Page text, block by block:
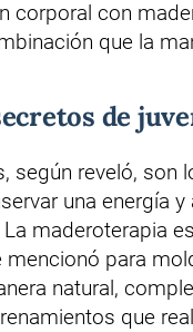
corporal con
que la
de
según reveló, son
una energía y
maderoterapia
para
natural,
que